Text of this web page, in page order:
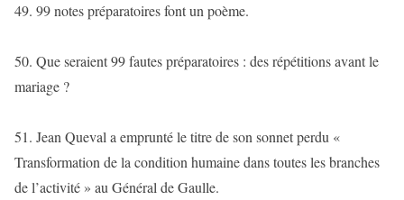
49. 99 notes préparatoires font un poème.
50. Que seraient 99 fautes préparatoires : des répétitions avant le
mariage ?
51. Jean Queval a emprunté le titre de son sonnet perdu «
Transformation de la condition humaine dans toutes les branches
de l’activité » au Général de Gaulle.